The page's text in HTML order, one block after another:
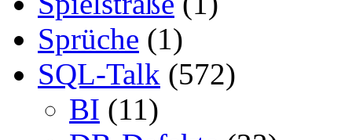
Sprüche (1)
SQL-Talk (572)
BI (11)